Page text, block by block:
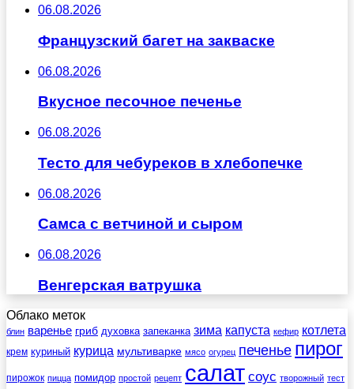
06.08.2026
Французский багет на закваске
06.08.2026
Вкусное песочное печенье
06.08.2026
Тесто для чебуреков в хлебопечке
06.08.2026
Самса с ветчиной и сыром
06.08.2026
Венгерская ватрушка
Облако меток
блин варенье гриб духовка запеканка зима капуста кефир котлета
крем куриный курица мультиварке мясо огурец печенье пирог
пирожок пицца помидор простой рецепт салат соус творожный тест